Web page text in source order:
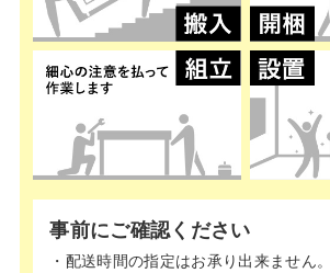
事前にご確認ください
・配送時間の指定はお承り出来ません。